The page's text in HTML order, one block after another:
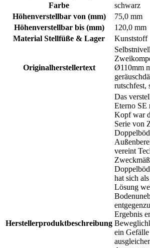
Farbe
schwarz
Höhenverstellbar von (mm)
75,0 mm
Höhenverstellbar bis (mm)
120,0 mm
Material Stellfüße & Lager
Kunststoff
Originalherstellertext
Ø110mm
rutschfest,
Herstellerproduktbeschreibung
Das
Eterno SE
Kopf war
Serie von
vereint
hat sich
Lösung
Ergebnis
ein